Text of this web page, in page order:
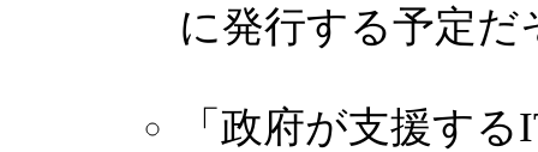
に発行する予定だ
「政府が支援す